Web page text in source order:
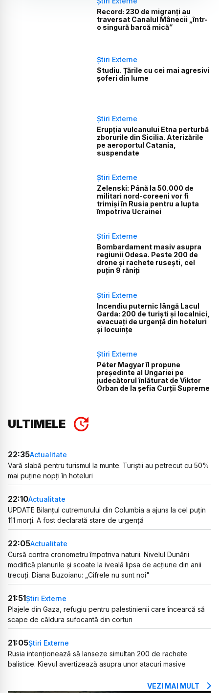
Record: 230 de migranți au
traversat Canalul Mânecii „într-
o singură barcă mică”
Știri Externe
Studiu. Țările cu cei mai agresivi
șoferi din lume
Știri Externe
Erupția vulcanului Etna perturbă
zborurile din Sicilia. Aterizările
pe aeroportul Catania,
suspendate
Știri Externe
Zelenski: Până la 50.000 de
militari nord-coreeni vor fi
trimiși în Rusia pentru a lupta
împotriva Ucrainei
Știri Externe
Bombardament masiv asupra
regiunii Odesa. Peste 200 de
drone și rachete rusești, cel
puțin 9 răniți
Știri Externe
Incendiu puternic lângă Lacul
Garda: 200 de turiști și localnici,
evacuați de urgență din hoteluri
și locuințe
Știri Externe
Péter Magyar îl propune
președinte al Ungariei pe
judecătorul înlăturat de Viktor
Orban de la șefia Curții Supreme
ULTIMELE
22:35Actualitate
Vară slabă pentru turismul la munte. Turiștii au petrecut cu 50%
mai puține nopți în hoteluri
22:10Actualitate
UPDATE Bilanțul cutremurului din Columbia a ajuns la cel puțin
111 morți. A fost declarată stare de urgență
22:05Actualitate
Cursă contra cronometru împotriva naturii. Nivelul Dunării
modifică planurile și scoate la iveală lipsa de acțiune din anii
trecuți. Diana Buzoianu: „Cifrele nu sunt noi"
21:51Știri Externe
Plajele din Gaza, refugiu pentru palestinienii care încearcă să
scape de căldura sufocantă din corturi
21:05Știri Externe
Rusia intenționează să lanseze simultan 200 de rachete
balistice. Kievul avertizează asupra unor atacuri masive
VEZI MAI MULT